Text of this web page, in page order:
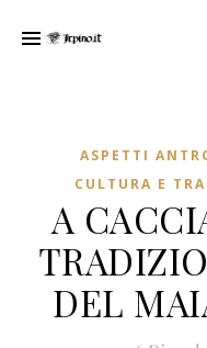
ASPETTI
CULTURA E
A
DEL